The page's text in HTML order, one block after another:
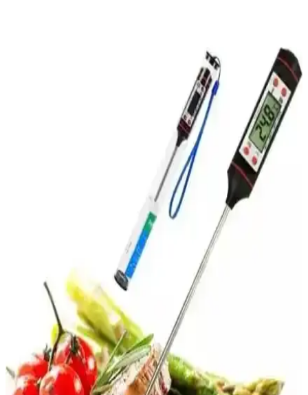
Bedirhan Gerçek Ağır Döküm Granit Çift Taraflı
Gözleme ve Et Tavası Özellikleri ve Kullanım
Bedirhan Gerçek ağır döküm granit çift taraflı tava, 35 cm yüzeyiyle
hamur işleri ve etler için ideal, yapışmaz yüzeyi ve dayanıklılığıyla
HARLEM 2200 W Et Kıyma Makinesi: Evde
Profesyonel Kıyma ve Sosis Hazırlama
HARLEM 2200 W Et Kıyma Makinesi, güçlü motoru ve çok
fonksiyonlu aparatlarıyla evde kolayca kıyma, sosis ve sucuk
yapmanızı sağlar. Dayanıklı tasarımı ve pratik kullanımıyla sağlıklı
Strade Store Dijital Et Termometresi: Güvenilir ve
Hassas Pişirme Çözümü
Strade Store'un dijital et termometresi, yüksek hassasiyet ve
dayanıklılık sunar. Geniş sıcaklık aralığı, kolay kullanım ve hijyenik
tasarımıyla mutfakta güvenle tercih edilir.
Gönen Çelik Kebap Şişleri Karşılaştırması: Tavuk
Kanat ve Kuşbaşı Şişleri Özellikleri